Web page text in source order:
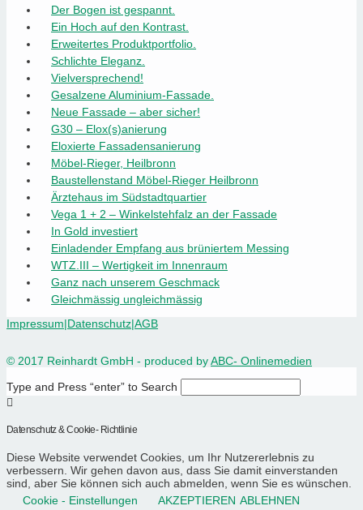
Der Bogen ist gespannt.
Ein Hoch auf den Kontrast.
Erweitertes Produktportfolio.
Schlichte Eleganz.
Vielversprechend!
Gesalzene Aluminium-Fassade.
Neue Fassade – aber sicher!
G30 – Elox(s)anierung
Eloxierte Fassadensanierung
Möbel-Rieger, Heilbronn
Baustellenstand Möbel-Rieger Heilbronn
Ärztehaus im Südstadtquartier
Vega 1 + 2 – Winkelstehfalz an der Fassade
In Gold investiert
Einladender Empfang aus brüniertem Messing
WTZ.III – Wertigkeit im Innenraum
Ganz nach unserem Geschmack
Gleichmässig ungleichmässig
Impressum|Datenschutz|AGB
© 2017 Reinhardt GmbH - produced byABC- Onlinemedien
Type and Press “enter” to Search
Datenschutz & Cookie- Richtlinie
Diese Website verwendet Cookies, um Ihr Nutzererlebnis zu
verbessern. Wir gehen davon aus, dass Sie damit einverstanden
sind, aber Sie können sich auch abmelden, wenn Sie es wünschen.
Cookie - Einstellungen
AKZEPTIEREN ABLEHNEN